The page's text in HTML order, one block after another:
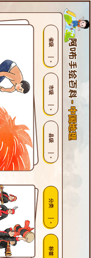
省级
市级
县级
分类
标签